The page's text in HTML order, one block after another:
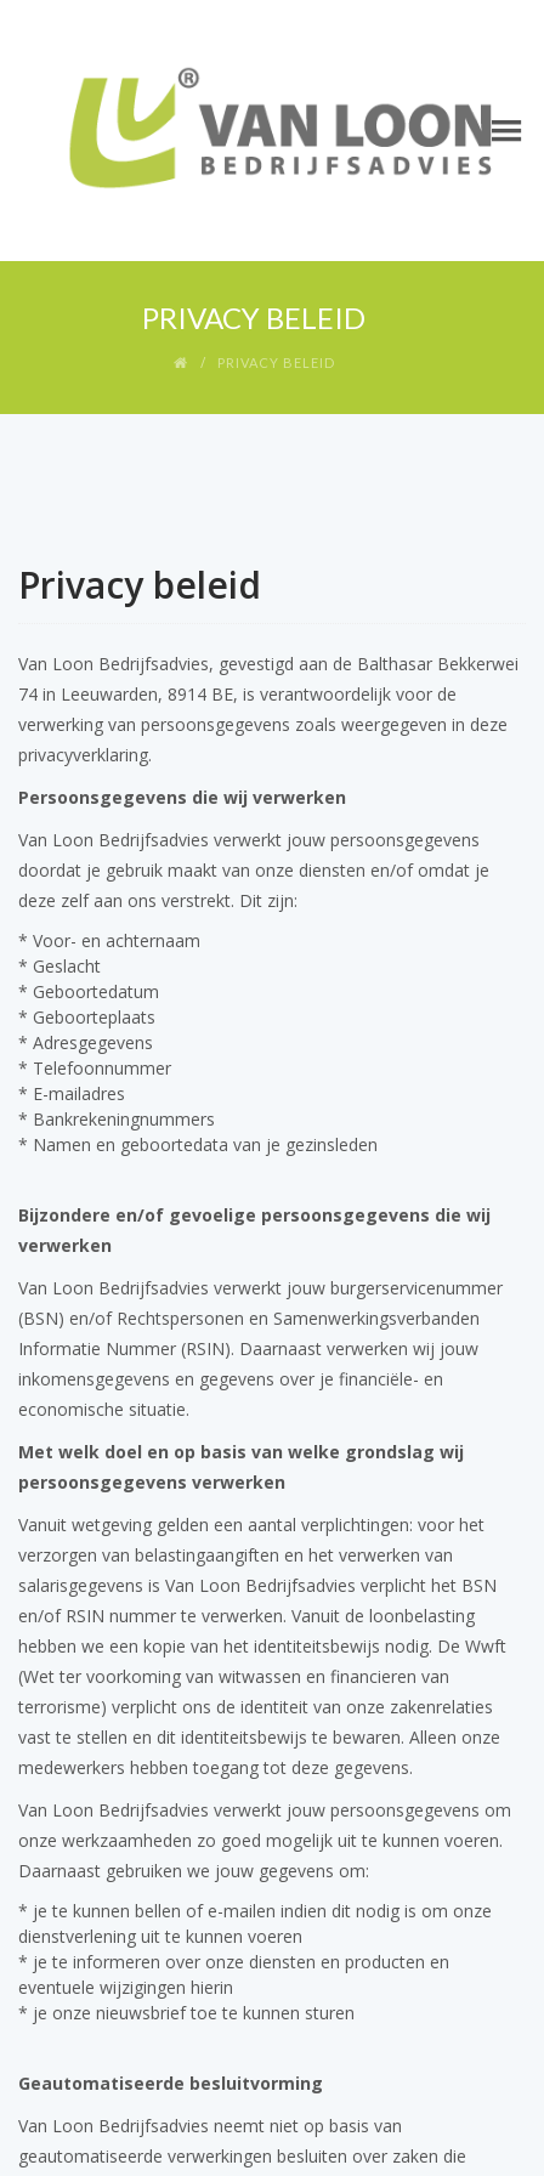
PRIVACY BELEID
PRIVACY BELEID
Privacy beleid
Van Loon Bedrijfsadvies, gevestigd aan de Balthasar Bekkerwei
74 in Leeuwarden, 8914 BE, is verantwoordelijk voor de
verwerking van persoonsgegevens zoals weergegeven in deze
privacyverklaring.
Persoonsgegevens die wij verwerken
Van Loon Bedrijfsadvies verwerkt jouw persoonsgegevens
doordat je gebruik maakt van onze diensten en/of omdat je
deze zelf aan ons verstrekt. Dit zijn:
* Voor- en achternaam
* Geslacht
* Geboortedatum
* Geboorteplaats
* Adresgegevens
* Telefoonnummer
* E-mailadres
* Bankrekeningnummers
* Namen en geboortedata van je gezinsleden
Bijzondere en/of gevoelige persoonsgegevens die wij
verwerken
Van Loon Bedrijfsadvies verwerkt jouw burgerservicenummer
(BSN) en/of Rechtspersonen en Samenwerkingsverbanden
Informatie Nummer (RSIN). Daarnaast verwerken wij jouw
inkomensgegevens en gegevens over je financiële- en
economische situatie.
Met welk doel en op basis van welke grondslag wij
persoonsgegevens verwerken
Vanuit wetgeving gelden een aantal verplichtingen: voor het
verzorgen van belastingaangiften en het verwerken van
salarisgegevens is Van Loon Bedrijfsadvies verplicht het BSN
en/of RSIN nummer te verwerken. Vanuit de loonbelasting
hebben we een kopie van het identiteitsbewijs nodig. De Wwft
(Wet ter voorkoming van witwassen en financieren van
terrorisme) verplicht ons de identiteit van onze zakenrelaties
vast te stellen en dit identiteitsbewijs te bewaren. Alleen onze
medewerkers hebben toegang tot deze gegevens.
Van Loon Bedrijfsadvies verwerkt jouw persoonsgegevens om
onze werkzaamheden zo goed mogelijk uit te kunnen voeren.
Daarnaast gebruiken we jouw gegevens om:
* je te kunnen bellen of e-mailen indien dit nodig is om onze
dienstverlening uit te kunnen voeren
* je te informeren over onze diensten en producten en
eventuele wijzigingen hierin
* je onze nieuwsbrief toe te kunnen sturen
Geautomatiseerde besluitvorming
Van Loon Bedrijfsadvies neemt niet op basis van
geautomatiseerde verwerkingen besluiten over zaken die